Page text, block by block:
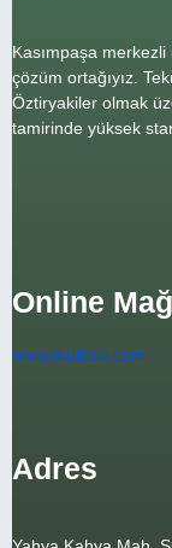
Kasımpaşa
çözüm ortağıyız.
Öztiryakiler olmak
tamirinde yüksek
Online
www.mutbex.com
Adres